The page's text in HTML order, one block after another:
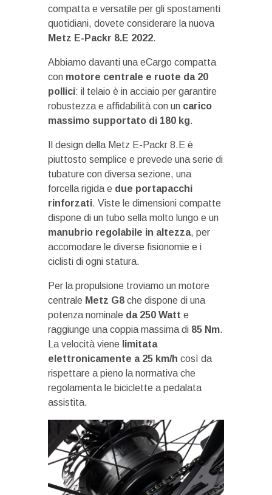
compatta e versatile per gli spostamenti
quotidiani, dovete considerare la nuova
Metz E-Packr 8.E 2022.
Abbiamo davanti una eCargo compatta
con motore centrale e ruote da 20
pollici: il telaio è in acciaio per garantire
robustezza e affidabilità con un carico
massimo supportato di 180 kg.
Il design della Metz E-Packr 8.E è
piuttosto semplice e prevede una serie di
tubature con diversa sezione, una
forcella rigida e due portapacchi
rinforzati. Viste le dimensioni compatte
dispone di un tubo sella molto lungo e un
manubrio regolabile in altezza, per
accomodare le diverse fisionomie e i
ciclisti di ogni statura.
Per la propulsione troviamo un motore
centrale Metz G8 che dispone di una
potenza nominale da 250 Watt e
raggiunge una coppia massima di 85 Nm.
La velocità viene limitata
elettronicamente a 25 km/h così da
rispettare a pieno la normativa che
regolamenta le biciclette a pedalata
assistita.